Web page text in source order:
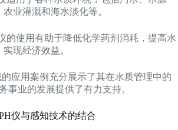
业灌溉和海水淡化等。
的使用有助于降低化学药剂消耗，提高水
现经济效益。
应用案例充分展示了其在水质管理中的
事业的发展提供了有力支持。
仪与感知技术的结合